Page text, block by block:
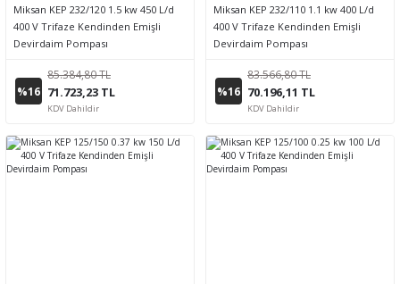
Miksan KEP 232/120 1.5 kw 450 L/d
400 V Trifaze Kendinden Emişli
Devirdaim Pompası
%16
85.384,80 TL
71.723,23 TL
KDV Dahildir
Miksan KEP 232/110 1.1 kw 400 L/d
400 V Trifaze Kendinden Emişli
Devirdaim Pompası
%16
83.566,80 TL
70.196,11 TL
KDV Dahildir